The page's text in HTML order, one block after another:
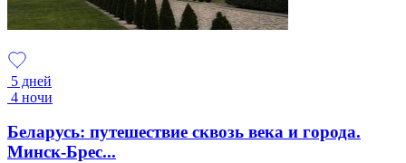
5 дней
4 ночи
Беларусь: путешествие сквозь века и города.
Минск-Брес...